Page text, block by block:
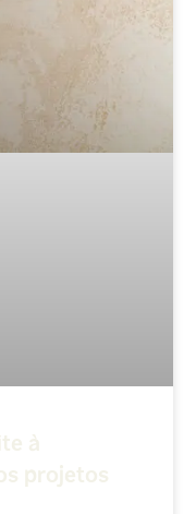
à
projetos